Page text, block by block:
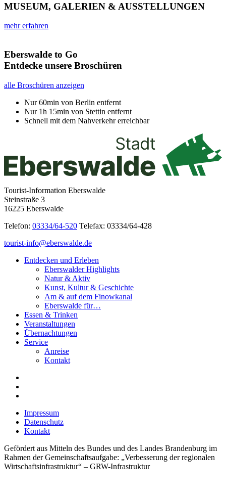
MUSEUM, GALERIEN & AUSSTELLUNGEN
mehr erfahren
Eberswalde to Go
Entdecke unsere Broschüren
alle Broschüren anzeigen
Nur 60min von Berlin entfernt
Nur 1h 15min von Stettin entfernt
Schnell mit dem Nahverkehr erreichbar
Tourist-Information Eberswalde
Steinstraße 3
16225 Eberswalde
Telefon: 03334/64-520 Telefax: 03334/64-428
tourist-info@eberswalde.de
Entdecken und Erleben
Eberswalder Highlights
Natur & Aktiv
Kunst, Kultur & Geschichte
Am & auf dem Finowkanal
Eberswalde für…
Essen & Trinken
Veranstaltungen
Übernachtungen
Service
Anreise
Kontakt
Impressum
Datenschutz
Kontakt
Gefördert aus Mitteln des Bundes und des Landes Brandenburg im
Rahmen der Gemeinschaftsaufgabe: „Verbesserung der regionalen
Wirtschaftsinfrastruktur“ – GRW-Infrastruktur